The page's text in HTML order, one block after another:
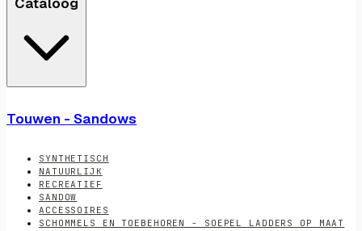
Touwen - Sandows
SYNTHETISCH
NATUURLIJK
RECREATIEF
SANDOW
ACCESSOIRES
SCHOMMELS EN TOEBEHOREN - SOEPEL LADDERS OP MAAT